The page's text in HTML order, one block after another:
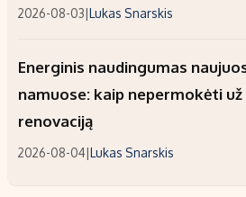
2026-08-03|Lukas Snarskis
Energinis naudingumas
namuose: kaip nepermokėti už
renovaciją
2026-08-04|Lukas Snarskis